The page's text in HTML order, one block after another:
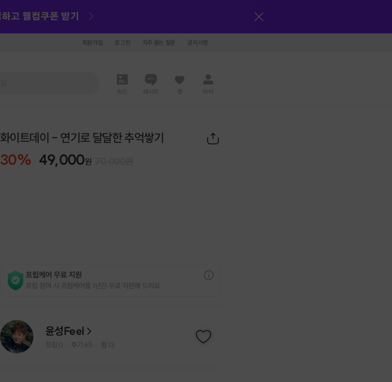
회원가입 로그인 자주 묻는 질문 공지사항
메시지 찜 마이
화이트데이 - 연기로 달달한 추억쌓기
30% 49,000원
프립케어 무료 지원
프립 참여 시 프립케어를 1년간 무료 지원해 드리요.
윤성Feel
프립 0 후기 65 찜 13